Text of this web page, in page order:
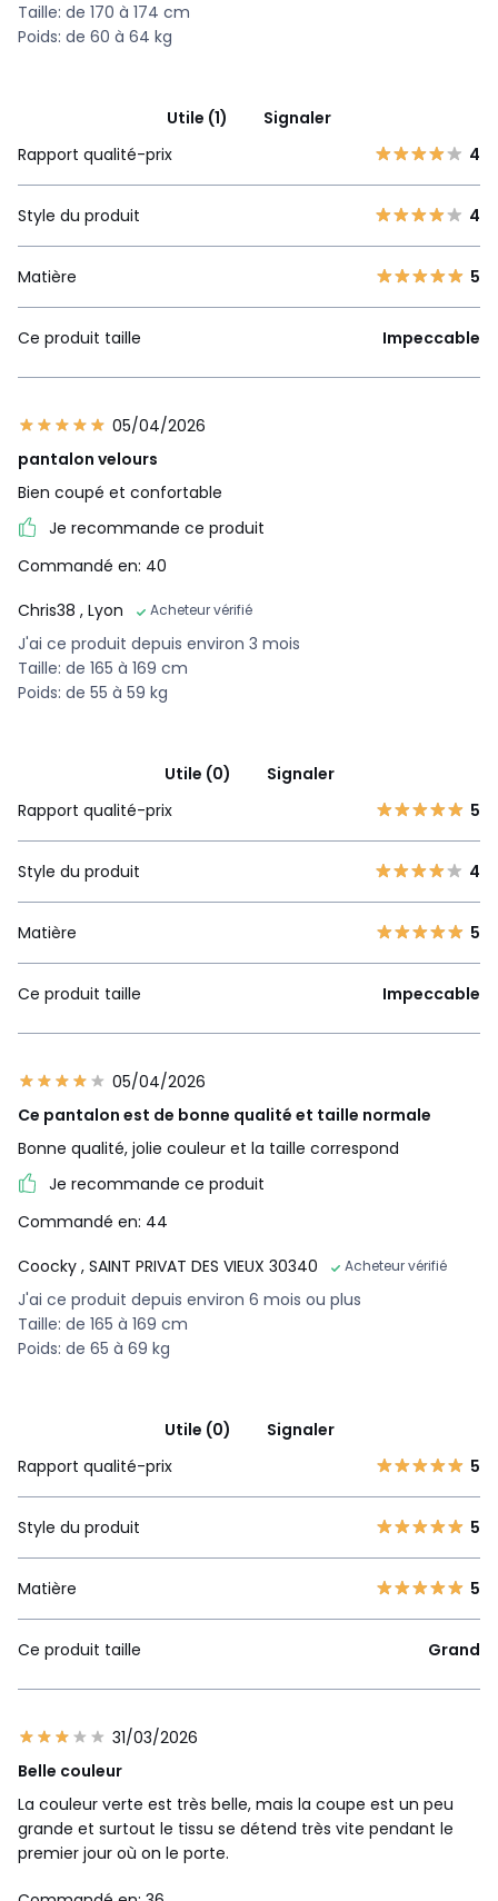
Taille: de 170 à 174 cm
Poids: de 60 à 64 kg
Utile (1)
Signaler
Rapport qualité-prix
4
Style du produit 4
Matière 5
Ce produit taille Impeccable
05/04/2026
pantalon velours
Bien coupé et confortable
Je recommande ce produit
Commandé en: 40
Chris38 , Lyon Acheteur vérifié
J'ai ce produit depuis environ 3 mois
Taille: de 165 à 169 cm
Poids: de 55 à 59 kg
Utile (0)
Signaler
Rapport qualité-prix
5
Style du produit 4
Matière 5
Ce produit taille Impeccable
05/04/2026
Ce pantalon est de bonne qualité et taille normale
Bonne qualité, jolie couleur et la taille correspond
Je recommande ce produit
Commandé en: 44
Coocky , SAINT PRIVAT DES VIEUX 30340 Acheteur vérifié
J'ai ce produit depuis environ 6 mois ou plus
Taille: de 165 à 169 cm
Poids: de 65 à 69 kg
Utile (0)
Signaler
Rapport qualité-prix
5
Style du produit 5
Matière 5
Ce produit taille Grand
31/03/2026
Belle couleur
La couleur verte est très belle, mais la coupe est un peu
grande et surtout le tissu se détend très vite pendant le
premier jour où on le porte.